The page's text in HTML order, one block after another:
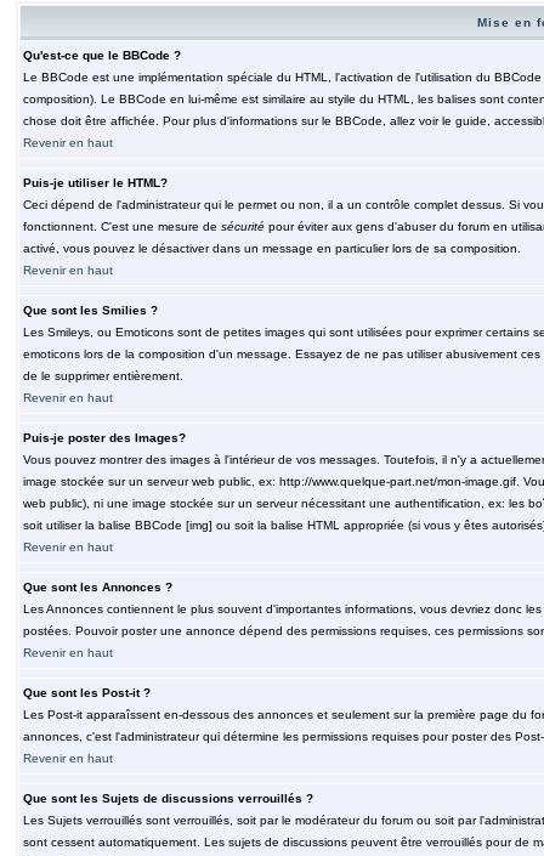
Mise en
Qu'est-ce que le BBCode ?
Le BBCode est une implémentation spéciale du HTML, l'activation de l'utilisation du
composition). Le BBCode en lui-même est similaire au styile du HTML, les balises sont
chose doit être affichée. Pour plus d'informations sur le BBCode, allez voir le guide,
Revenir en haut
Puis-je utiliser le HTML?
Ceci dépend de l'administrateur qui le permet ou non, il a un contrôle complet dessus. Si
fonctionnent. C'est une mesure de sécuritépour éviter aux gens d'abuser du forum en
activé, vous pouvez le désactiver dans un message en particulier lors de sa composition.
Revenir en haut
Que sont les Smilies ?
Les Smileys, ou Emoticons sont de petites images qui sont utilisées pour exprimer certains
emoticons lors de la composition d'un message. Essayez de ne pas utiliser abusivement
de le supprimer entièrement.
Revenir en haut
Puis-je poster des Images?
Vous pouvez montrer des images à l'intérieur de vos messages. Toutefois, il n'y a
image stockée sur un serveur web public, ex: http://www.quelque-part.net/mon-image.gif.
web public), ni une image stockée sur un serveur nécessitant une authentification, ex: les
soit utiliser la balise BBCode [img] ou soit la balise HTML appropriée (si vous y êtes
Revenir en haut
Que sont les Annonces ?
Les Annonces contiennent le plus souvent d'importantes informations, vous devriez donc
postées. Pouvoir poster une annonce dépend des permissions requises, ces permissions
Revenir en haut
Que sont les Post-it ?
Les Post-it apparaîssent en-dessous des annonces et seulement sur la première page du
annonces, c'est l'administrateur qui détermine les permissions requises pour poster des
Revenir en haut
Que sont les Sujets de discussions verrouillés ?
Les Sujets verrouillés sont verrouillés, soit par le modérateur du forum ou soit par
sont cessent automatiquement. Les sujets de discussions peuvent être verrouillés pour de